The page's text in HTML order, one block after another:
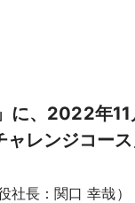
、2022年
ャレンジコース
長：関口 幸哉